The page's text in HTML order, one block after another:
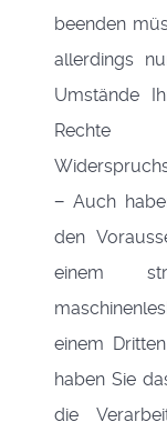
beenden
allerdings
Umstände
Rechte
− Auch
den
einem
einem
haben Sie
die